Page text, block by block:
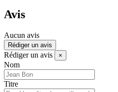
Avis
Aucun avis
Rédiger un avis
Rédiger un avis ×
Nom
Titre